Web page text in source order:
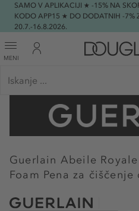
SAMO V APLIKACIJI ★ -15% NA
KODO APP15 ★ DO DODATNIH -7%
20.7.-16.8.2026.
MENI
Guerlain Abeile
Foam Pena za čiščenje